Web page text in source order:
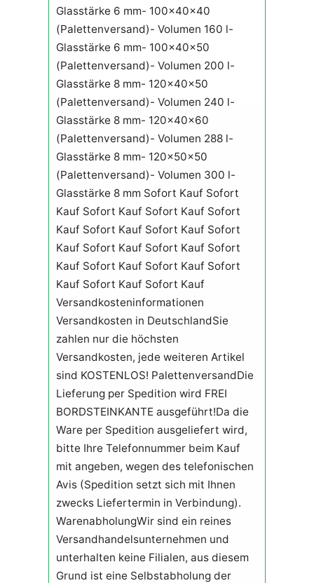
Glasstärke 6 mm- 100x40x40
(Palettenversand)- Volumen 160 l-
Glasstärke 6 mm- 100x40x50
(Palettenversand)- Volumen 200 l-
Glasstärke 8 mm- 120x40x50
(Palettenversand)- Volumen 240 l-
Glasstärke 8 mm- 120x40x60
(Palettenversand)- Volumen 288 l-
Glasstärke 8 mm- 120x50x50
(Palettenversand)- Volumen 300 l-
Glasstärke 8 mm Sofort Kauf Sofort
Kauf Sofort Kauf Sofort Kauf Sofort
Kauf Sofort Kauf Sofort Kauf Sofort
Kauf Sofort Kauf Sofort Kauf Sofort
Kauf Sofort Kauf Sofort Kauf Sofort
Kauf Sofort Kauf Sofort Kauf
Versandkosteninformationen
Versandkosten in DeutschlandSie
zahlen nur die höchsten
Versandkosten, jede weiteren Artikel
sind KOSTENLOS! PalettenversandDie
Lieferung per Spedition wird FREI
BORDSTEINKANTE ausgeführt!Da die
Ware per Spedition ausgeliefert wird,
bitte Ihre Telefonnummer beim Kauf
mit angeben, wegen des telefonischen
Avis (Spedition setzt sich mit Ihnen
zwecks Liefertermin in Verbindung).
WarenabholungWir sind ein reines
Versandhandelsunternehmen und
unterhalten keine Filialen, aus diesem
Grund ist eine Selbstabholung der